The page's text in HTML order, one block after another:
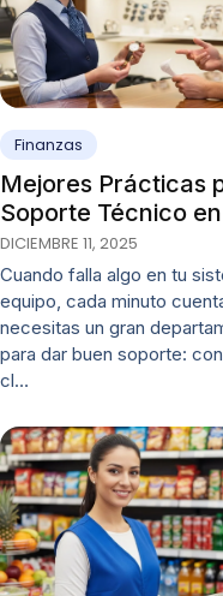
Finanzas
Mejores Prácticas
Soporte Técnico
DICIEMBRE 11, 2025
Cuando falla algo en tu
equipo, cada minuto
necesitas un gran
para dar buen soporte:
cl…